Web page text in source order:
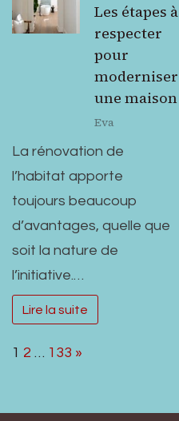
Les étapes à
respecter
pour
moderniser
une maison
Eva
La rénovation de
l’habitat apporte
toujours beaucoup
d’avantages, quelle que
soit la nature de
l’initiative.…
Lire la suite
Page:
1 2 … 133 Next
»